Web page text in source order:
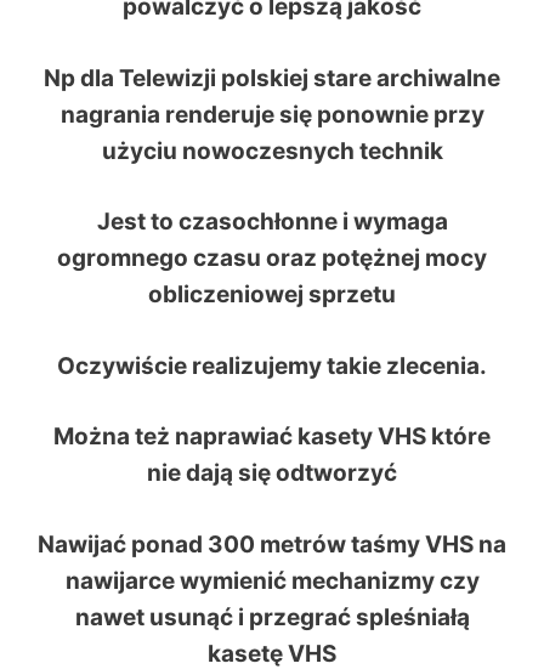
powalczyć o lepszą jakość
Np dla Telewizji polskiej stare archiwalne
nagrania renderuje się ponownie przy
użyciu nowoczesnych technik
Jest to czasochłonne i wymaga
ogromnego czasu oraz potężnej mocy
obliczeniowej sprzetu
Oczywiście realizujemy takie zlecenia.
Można też naprawiać kasety VHS które
nie dają się odtworzyć
Nawijać ponad 300 metrów taśmy VHS na
nawijarce wymienić mechanizmy czy
nawet usunąć i przegrać spleśniałą
kasetę VHS